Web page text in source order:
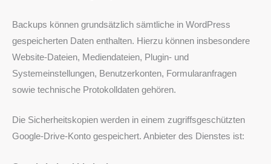
Backups können grundsätzlich sämtliche in WordPress
gespeicherten Daten enthalten. Hierzu können insbesondere
Website-Dateien, Mediendateien, Plugin- und
Systemeinstellungen, Benutzerkonten, Formularanfragen
sowie technische Protokolldaten gehören.
Die Sicherheitskopien werden in einem zugriffsgeschützten
Google-Drive-Konto gespeichert. Anbieter des Dienstes ist: